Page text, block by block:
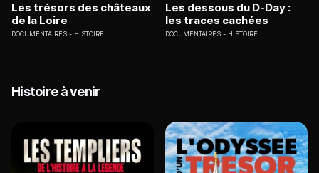
Les trésors des châteaux
de la Loire
DOCUMENTAIRES HISTOIRE
Les dessous du D-Day :
les traces cachées
DOCUMENTAIRES HISTOIRE
Histoire à venir